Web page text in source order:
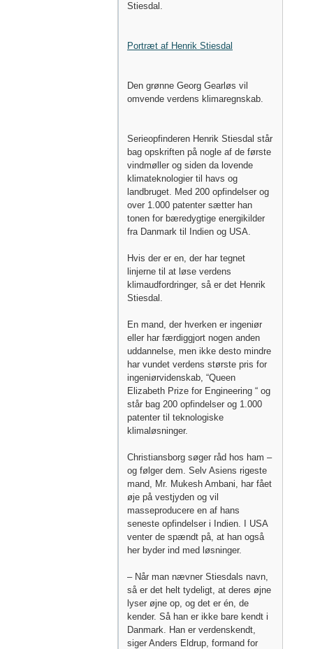
Stiesdal.
Portræt af Henrik Stiesdal
Den grønne Georg Gearløs vil
omvende verdens klimaregnskab.
Serieopfinderen Henrik Stiesdal står
bag opskriften på nogle af de første
vindmøller og siden da lovende
klimateknologier til havs og
landbruget. Med 200 opfindelser og
over 1.000 patenter sætter han
tonen for bæredygtige energikilder
fra Danmark til Indien og USA.
Hvis der er en, der har tegnet
linjerne til at løse verdens
klimaudfordringer, så er det Henrik
Stiesdal.
En mand, der hverken er ingeniør
eller har færdiggjort nogen anden
uddannelse, men ikke desto mindre
har vundet verdens største pris for
ingeniørvidenskab, “Queen
Elizabeth Prize for Engineering “ og
står bag 200 opfindelser og 1.000
patenter til teknologiske
klimaløsninger.
Christiansborg søger råd hos ham –
og følger dem. Selv Asiens rigeste
mand, Mr. Mukesh Ambani, har fået
øje på vestjyden og vil
masseproducere en af hans
seneste opfindelser i Indien. I USA
venter de spændt på, at han også
her byder ind med løsninger.
– Når man nævner Stiesdals navn,
så er det helt tydeligt, at deres øjne
lyser øjne op, og det er én, de
kender. Så han er ikke bare kendt i
Danmark. Han er verdenskendt,
siger Anders Eldrup, formand for